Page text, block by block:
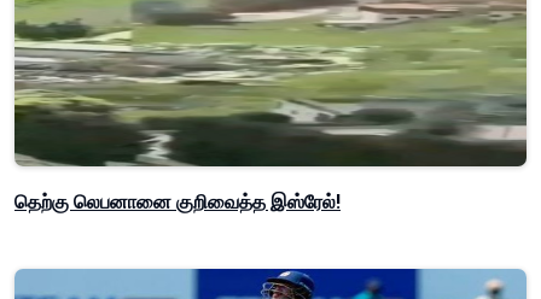
தெற்கு லெபனானை குறிவைத்த இஸ்ரேல்!